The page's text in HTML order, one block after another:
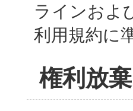
ラインおよ
利用規約に
権利放棄